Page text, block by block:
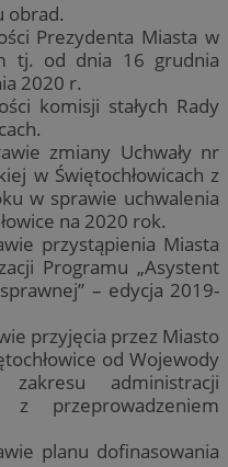
obrad.
Prezydenta Miasta w
tj. od dnia 16 grudnia
2020 r.
komisji stałych Rady
zmiany Uchwały nr
w Świętochłowicach z
w sprawie uchwalenia
na 2020 rok.
przystąpienia Miasta
Programu „Asystent
– edycja 2019-
przyjęcia przez Miasto
od Wojewody
administracji
z przeprowadzeniem
planu dofinasowania